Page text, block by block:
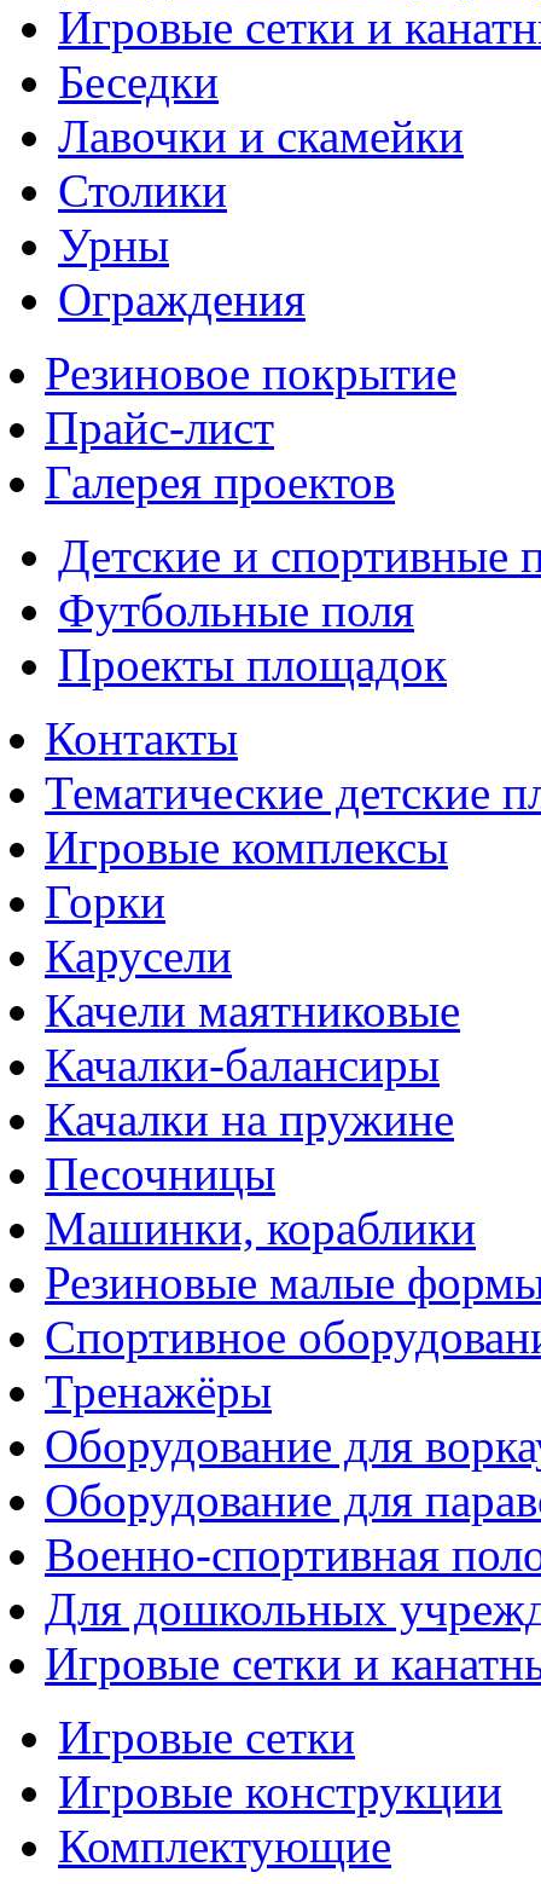
Игровые сетки и
Беседки
Лавочки и скамейки
Столики
Урны
Ограждения
Резиновое покрытие
Прайс-лист
Галерея проектов
Детские и спортивные
Футбольные поля
Проекты площадок
Контакты
Тематические детские
Игровые комплексы
Горки
Карусели
Качели маятниковые
Качалки-балансиры
Качалки на пружине
Песочницы
Машинки, кораблики
Резиновые малые
Спортивное
Тренажёры
Оборудование для
Оборудование для
Военно-спортивная
Для дошкольных
Игровые сетки и
Игровые сетки
Игровые конструкции
Комплектующие